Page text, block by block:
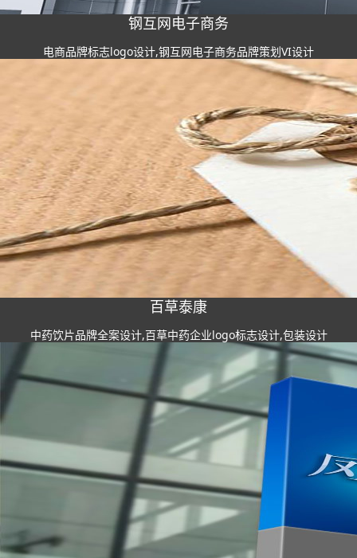
钢互网电子商务
电商品牌标志logo设计,钢互网电子商务品牌策划VI设计
百草泰康
中药饮片品牌全案设计,百草中药企业logo标志设计,包装设计